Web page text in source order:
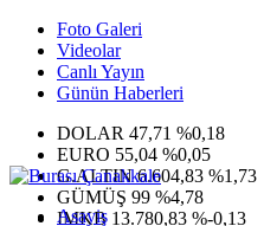
Foto Galeri
Videolar
Canlı Yayın
Günün Haberleri
DOLAR 47,71 %0,18
EURO 55,04 %0,05
G.ALTIN6.604,83 %1,73
GÜMÜŞ 99 %4,78
IMKB 13.780,83 %-0,13
Asayiş